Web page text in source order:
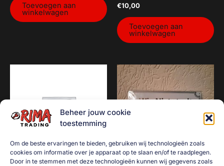
Beheer jouw cookie
toestemming
Om de beste ervaringen te bieden, gebruiken wij technologieën zoals
cookies om informatie over je apparaat op te slaan en/of te raadplegen.
Door in te stemmen met deze technologieën kunnen wij gegevens zoals
Toevoegen aan
winkelwagen
€10,00
Toevoegen aan
winkelwagen